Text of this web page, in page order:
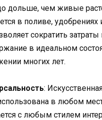
дольше, чем живые
в поливе,
сократить затраты
в идеальном
многих лет.
:
в любом
с любым стилем